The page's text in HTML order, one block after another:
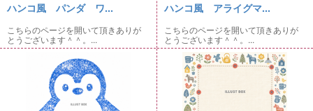
ハンコ風 パンダ ワ...
こちらのページを開いて頂きありが
とうございます＾＾。...
ハンコ風 アライグマ...
こちらのページを開いて頂きありが
とうございます＾＾。...